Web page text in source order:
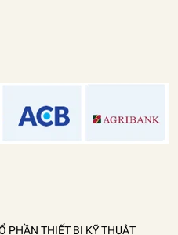
PHẦN THIẾT BỊ KỸ THUẬT